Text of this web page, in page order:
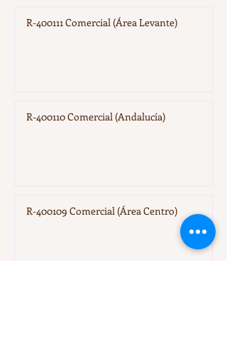
R-400111 Comercial (Área Levante)
R-400110 Comercial (Andalucía)
R-400109 Comercial (Área Centro)